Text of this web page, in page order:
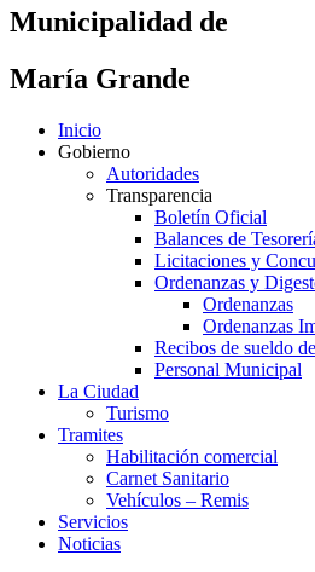
Municipalidad de
María Grande
Inicio
Gobierno
Autoridades
Transparencia
Boletín Oficial
Balances de
Licitaciones y
Ordenanzas y
Ordenanzas
Ordenanzas
Recibos de sueldo
Personal Municipal
La Ciudad
Turismo
Tramites
Habilitación comercial
Carnet Sanitario
Vehículos – Remis
Servicios
Noticias